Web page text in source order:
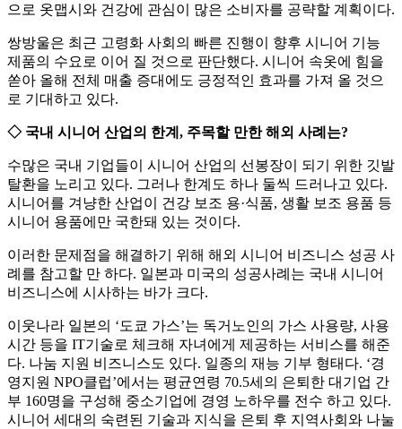
으로 옷맵시와 건강에 관심이 많은 소비자를 공략할 계획이다.
쌍방울은 최근 고령화 사회의 빠른 진행이 향후 시니어 기능
제품의 수요로 이어 질 것으로 판단했다. 시니어 속옷에 힘을
쏟아 올해 전체 매출 증대에도 긍정적인 효과를 가져 올 것으
로 기대하고 있다.
◇ 국내 시니어 산업의 한계, 주목할 만한 해외 사례는?
수많은 국내 기업들이 시니어 산업의 선봉장이 되기 위한 깃발
탈환을 노리고 있다. 그러나 한계도 하나 둘씩 드러나고 있다.
시니어를 겨냥한 산업이 건강 보조 용·식품, 생활 보조 용품 등
시니어 용품에만 국한돼 있는 것이다.
이러한 문제점을 해결하기 위해 해외 시니어 비즈니스 성공 사
례를 참고할 만 하다. 일본과 미국의 성공사례는 국내 시니어
비즈니스에 시사하는 바가 크다.
이웃나라 일본의 ‘도쿄 가스’는 독거노인의 가스 사용량, 사용
시간 등을 IT기술로 체크해 자녀에게 제공하는 서비스를 해준
다. 나눔 지원 비즈니스도 있다. 일종의 재능 기부 형태다. ‘경
영지원 NPO클럽’에서는 평균연령 70.5세의 은퇴한 대기업 간
부 160명을 구성해 중소기업에 경영 노하우를 전수 하고 있다.
시니어 세대의 숙련된 기술과 지식을 은퇴 후 지역사회와 나눌